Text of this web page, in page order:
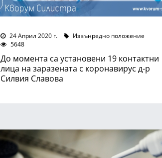
24 Април 2020 г.
Извънредно положение
5648
До момента са установени 19 контактни
лица на заразената с коронавирус д-р
Силвия Славова